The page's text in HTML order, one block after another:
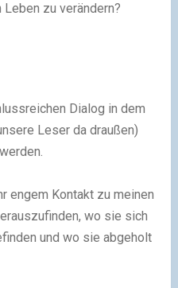
zu verändern?
Dialog in dem
Leser da draußen)
engem Kontakt zu meinen
wo sie sich
und wo sie abgeholt